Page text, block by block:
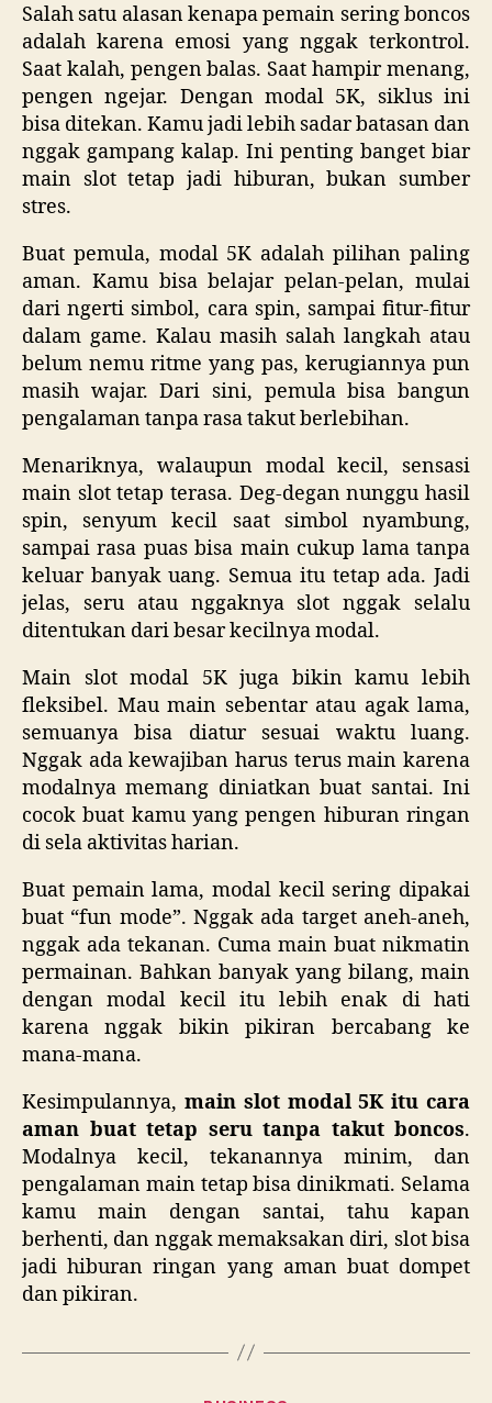
Salah satu alasan kenapa pemain sering boncos
adalah karena emosi yang nggak terkontrol.
Saat kalah, pengen balas. Saat hampir menang,
pengen ngejar. Dengan modal 5K, siklus ini
bisa ditekan. Kamu jadi lebih sadar batasan dan
nggak gampang kalap. Ini penting banget biar
main slot tetap jadi hiburan, bukan sumber
stres.
Buat pemula, modal 5K adalah pilihan paling
aman. Kamu bisa belajar pelan-pelan, mulai
dari ngerti simbol, cara spin, sampai fitur-fitur
dalam game. Kalau masih salah langkah atau
belum nemu ritme yang pas, kerugiannya pun
masih wajar. Dari sini, pemula bisa bangun
pengalaman tanpa rasa takut berlebihan.
Menariknya, walaupun modal kecil, sensasi
main slot tetap terasa. Deg-degan nunggu hasil
spin, senyum kecil saat simbol nyambung,
sampai rasa puas bisa main cukup lama tanpa
keluar banyak uang. Semua itu tetap ada. Jadi
jelas, seru atau nggaknya slot nggak selalu
ditentukan dari besar kecilnya modal.
Main slot modal 5K juga bikin kamu lebih
fleksibel. Mau main sebentar atau agak lama,
semuanya bisa diatur sesuai waktu luang.
Nggak ada kewajiban harus terus main karena
modalnya memang diniatkan buat santai. Ini
cocok buat kamu yang pengen hiburan ringan
di sela aktivitas harian.
Buat pemain lama, modal kecil sering dipakai
buat “fun mode”. Nggak ada target aneh-aneh,
nggak ada tekanan. Cuma main buat nikmatin
permainan. Bahkan banyak yang bilang, main
dengan modal kecil itu lebih enak di hati
karena nggak bikin pikiran bercabang ke
mana-mana.
Kesimpulannya, main slot modal 5K itu cara
aman buat tetap seru tanpa takut boncos.
Modalnya kecil, tekanannya minim, dan
pengalaman main tetap bisa dinikmati. Selama
kamu main dengan santai, tahu kapan
berhenti, dan nggak memaksakan diri, slot bisa
jadi hiburan ringan yang aman buat dompet
dan pikiran.